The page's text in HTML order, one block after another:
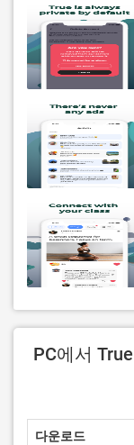
PC에서
다운로드